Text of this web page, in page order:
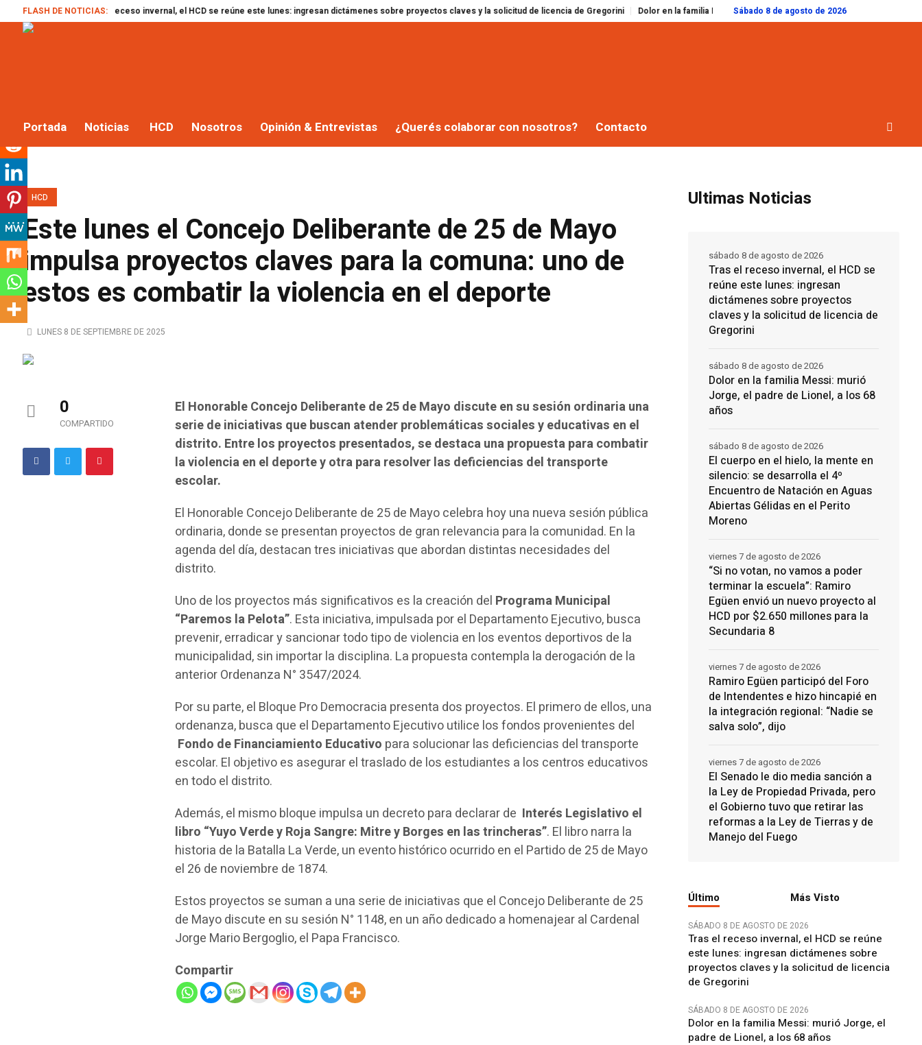
FLASH DE NOTICIAS:
Tras el receso invernal, el HCD se reúne este lunes: ingresan dictámenes sobre proyectos claves y la solicitud de licencia de Gregorini Dolor en la familia Messi: murió Jorge, el padre de Lionel, a los 68 años
Sábado 8 de agosto de 2026
Portada Noticias HCD Nosotros Opinión & Entrevistas ¿Querés colaborar con nosotros? Contacto
HCD
Este lunes el Concejo Deliberante de 25 de Mayo
impulsa proyectos claves para la comuna: uno de
estos es combatir la violencia en el deporte
LUNES 8 DE SEPTIEMBRE DE 2025
0
COMPARTIDO
El Honorable Concejo Deliberante de 25 de Mayo discute en su sesión ordinaria una
serie de iniciativas que buscan atender problemáticas sociales y educativas en el
distrito. Entre los proyectos presentados, se destaca una propuesta para combatir
la violencia en el deporte y otra para resolver las deficiencias del transporte
escolar.
El Honorable Concejo Deliberante de 25 de Mayo celebra hoy una nueva sesión pública
ordinaria, donde se presentan proyectos de gran relevancia para la comunidad. En la
agenda del día, destacan tres iniciativas que abordan distintas necesidades del
distrito.
Uno de los proyectos más significativos es la creación del Programa Municipal
“Paremos la Pelota”. Esta iniciativa, impulsada por el Departamento Ejecutivo, busca
prevenir, erradicar y sancionar todo tipo de violencia en los eventos deportivos de la
municipalidad, sin importar la disciplina. La propuesta contempla la derogación de la
anterior Ordenanza N° 3547/2024.
Por su parte, el Bloque Pro Democracia presenta dos proyectos. El primero de ellos, una
ordenanza, busca que el Departamento Ejecutivo utilice los fondos provenientes del
Fondo de Financiamiento Educativo para solucionar las deficiencias del transporte
escolar. El objetivo es asegurar el traslado de los estudiantes a los centros educativos
en todo el distrito.
Además, el mismo bloque impulsa un decreto para declarar de Interés Legislativo el
libro “Yuyo Verde y Roja Sangre: Mitre y Borges en las trincheras”. El libro narra la
historia de la Batalla La Verde, un evento histórico ocurrido en el Partido de 25 de Mayo
el 26 de noviembre de 1874.
Estos proyectos se suman a una serie de iniciativas que el Concejo Deliberante de 25
de Mayo discute en su sesión N° 1148, en un año dedicado a homenajear al Cardenal
Jorge Mario Bergoglio, el Papa Francisco.
Compartir
Ultimas Noticias
Tras el receso invernal, el HCD se
reúne este lunes: ingresan
dictámenes sobre proyectos
claves y la solicitud de licencia de
Gregorini
sábado 8 de agosto de 2026
Dolor en la familia Messi: murió
Jorge, el padre de Lionel, a los 68
años
sábado 8 de agosto de 2026
El cuerpo en el hielo, la mente en
silencio: se desarrolla el 4º
Encuentro de Natación en Aguas
Abiertas Gélidas en el Perito
Moreno
sábado 8 de agosto de 2026
“Si no votan, no vamos a poder
terminar la escuela”: Ramiro
Egüen envió un nuevo proyecto al
HCD por $2.650 millones para la
Secundaria 8
viernes 7 de agosto de 2026
Ramiro Egüen participó del Foro
de Intendentes e hizo hincapié en
la integración regional: “Nadie se
salva solo”, dijo
viernes 7 de agosto de 2026
El Senado le dio media sanción a
la Ley de Propiedad Privada, pero
el Gobierno tuvo que retirar las
reformas a la Ley de Tierras y de
Manejo del Fuego
viernes 7 de agosto de 2026
Último Más Visto
SÁBADO 8 DE AGOSTO DE 2026
Tras el receso invernal, el HCD se reúne
este lunes: ingresan dictámenes sobre
proyectos claves y la solicitud de licencia
de Gregorini
SÁBADO 8 DE AGOSTO DE 2026
Dolor en la familia Messi: murió Jorge, el
padre de Lionel, a los 68 años